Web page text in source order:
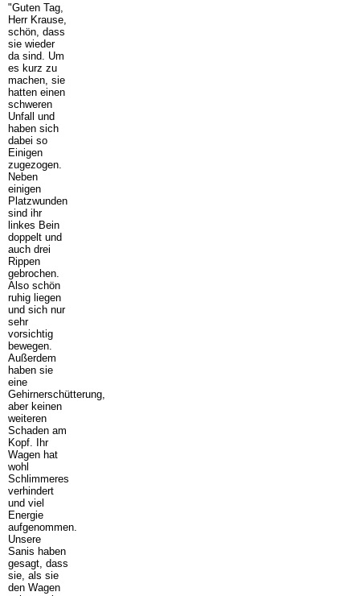
"Guten Tag,
Herr Krause,
schön, dass
sie wieder
da sind. Um
es kurz zu
machen, sie
hatten einen
schweren
Unfall und
haben sich
dabei so
Einigen
zugezogen.
Neben
einigen
Platzwunden
sind ihr
linkes Bein
doppelt und
auch drei
Rippen
gebrochen.
Also schön
ruhig liegen
und sich nur
sehr
vorsichtig
bewegen.
Außerdem
haben sie
eine
Gehirnerschütterung,
aber keinen
weiteren
Schaden am
Kopf. Ihr
Wagen hat
wohl
Schlimmeres
verhindert
und viel
Energie
aufgenommen.
Unsere
Sanis haben
gesagt, dass
sie, als sie
den Wagen